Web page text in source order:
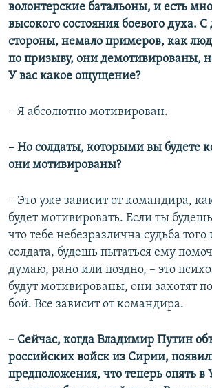
волонтерские батальоны, и есть
высокого состояния боевого духа. С
стороны, немало примеров, как
по призыву, они демотивированы,
У вас какое ощущение?
– Я абсолютно мотивирован.
– Но солдаты, которыми вы будете
они мотивированы?
– Это уже зависит от командира,
будет мотивировать. Если ты
что тебе небезразлична судьба
солдата, будешь пытаться ему
думаю, рано или поздно, – это
будут мотивированы, они захотят
бой. Все зависит от командира.
– Сейчас, когда Владимир Путин
российских войск из Сирии,
предположения, что теперь опять в